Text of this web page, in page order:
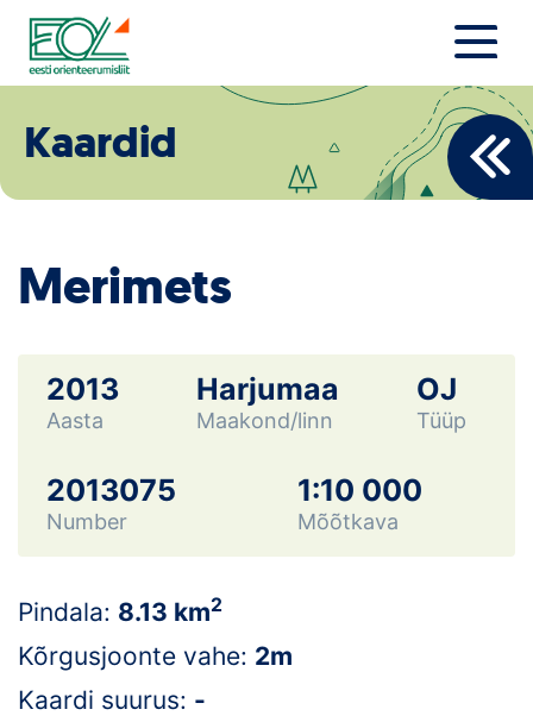
Liigu
sisu
juurde
Estonian Orienteering Federation
Eesti Orienteerumine 100!
Toetamine
Telli litsents!
Noored
Loha
EOL
Galerii
Kaardid
Merimets
2013
Aasta
Harjumaa
Maakond/linn
OJ
Tüüp
2013075
Number
1:10 000
Mõõtkava
Pindala: 8.13 km2
Kõrgusjoonte vahe: 2m
Kaardi suurus: -